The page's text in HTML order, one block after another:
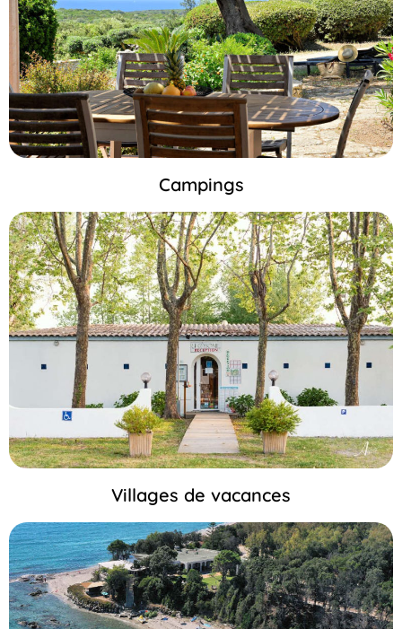
Campings
Villages de vacances